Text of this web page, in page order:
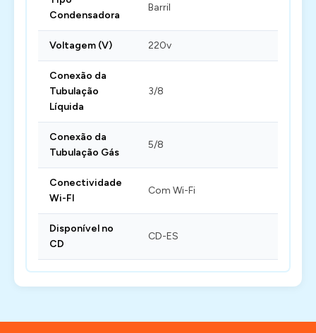
Condensadora
Barril
Voltagem (V) 220v
Conexão da
Tubulação
Líquida
3/8
Conexão da
Tubulação Gás
5/8
Conectividade
Wi-FI
Com Wi-Fi
Disponível no
CD
CD-ES